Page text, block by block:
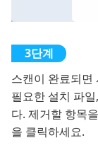
스캔이 완료되면
필요한 설치 파
다. 제거할 항목
을 클릭하세요.